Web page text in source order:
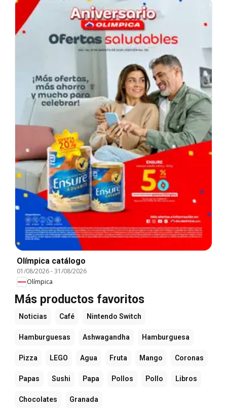
Olímpica catálogo
01/08/2026-31/08/2026
Olímpica
Más productos favoritos
Noticias Café Nintendo Switch
Hamburguesas Ashwagandha Hamburguesa
Pizza LEGO Agua Fruta Mango Coronas
Papas Sushi Papa Pollos Pollo Libros
Chocolates Granada